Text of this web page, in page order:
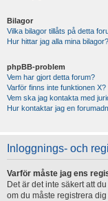
Bilagor
Vilka bilagor tillåts på detta
Hur hittar jag alla mina bilagor?
phpBB-problem
Vem har gjort detta forum?
Varför finns inte funktionen X?
Vem ska jag kontakta med
Hur kontaktar jag en
Inloggnings- och
Varför måste jag ens
Det är det inte säkert att
om du måste registrera